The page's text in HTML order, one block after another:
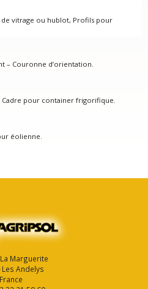
vitrage ou hublot, Profils pour
– Couronne d’orientation.
pour container frigorifique.
éolienne.
Marguerite
Les Andelys
France